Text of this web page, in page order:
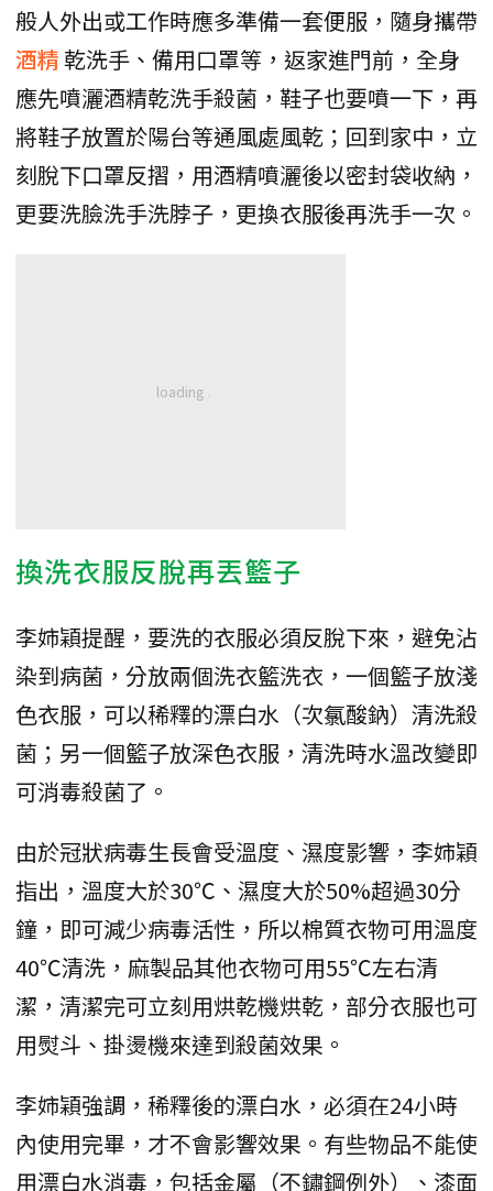
般人外出或工作時應多準備一套便服，隨身攜帶
酒精乾洗手、備用口罩等，返家進門前，全身
應先噴灑酒精乾洗手殺菌，鞋子也要噴一下，再
將鞋子放置於陽台等通風處風乾；回到家中，立
刻脫下口罩反摺，用酒精噴灑後以密封袋收納，
更要洗臉洗手洗脖子，更換衣服後再洗手一次。
換洗衣服反脫再丟籃子
李姉穎提醒，要洗的衣服必須反脫下來，避免沾
染到病菌，分放兩個洗衣籃洗衣，一個籃子放淺
色衣服，可以稀釋的漂白水（次氯酸鈉）清洗殺
菌；另一個籃子放深色衣服，清洗時水溫改變即
可消毒殺菌了。
由於冠狀病毒生長會受溫度、濕度影響，李姉穎
指出，溫度大於30℃、濕度大於50%超過30分
鐘，即可減少病毒活性，所以棉質衣物可用溫度
40℃清洗，麻製品其他衣物可用55℃左右清
潔，清潔完可立刻用烘乾機烘乾，部分衣服也可
用熨斗、掛燙機來達到殺菌效果。
李姉穎強調，稀釋後的漂白水，必須在24小時
內使用完畢，才不會影響效果。有些物品不能使
用漂白水消毒，包括金屬（不鏽鋼例外）、漆面